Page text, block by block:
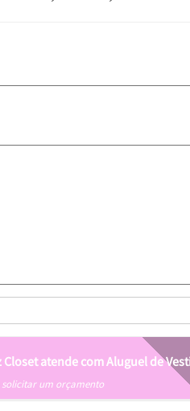
Closet atende com Aluguel de
um orçamento